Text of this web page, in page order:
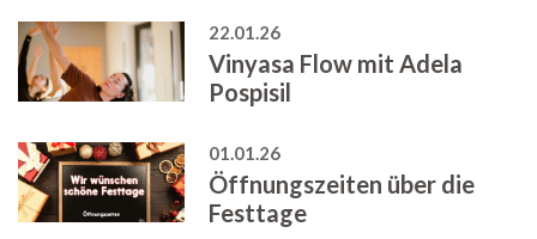
22.01.26
Vinyasa Flow mit Adela
Pospisil
01.01.26
Öffnungszeiten über die
Festtage